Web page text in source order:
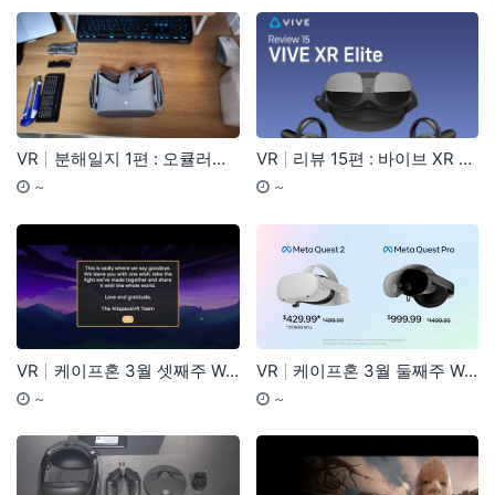
VR 분해일지 1편 : 오큘러스 go
등록자
기간
~
VR 리뷰 15편 : 바이브 XR 엘리트, 어디서든! 누구든…
기간
~
VR 케이프혼 3월 셋째주 Weekly News
등록자
기간
~
VR 케이프혼 3월 둘째주 Weekly News
기간
~